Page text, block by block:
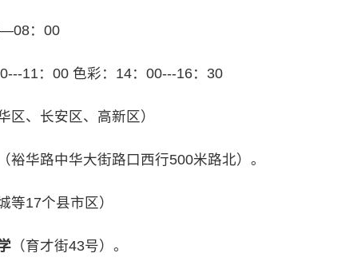
：00
11：00 色彩：14：00---16：30
、长安区、高新区）
裕华路中华大街路口西行500米路北）。
17个县市区）
（育才街43号）。